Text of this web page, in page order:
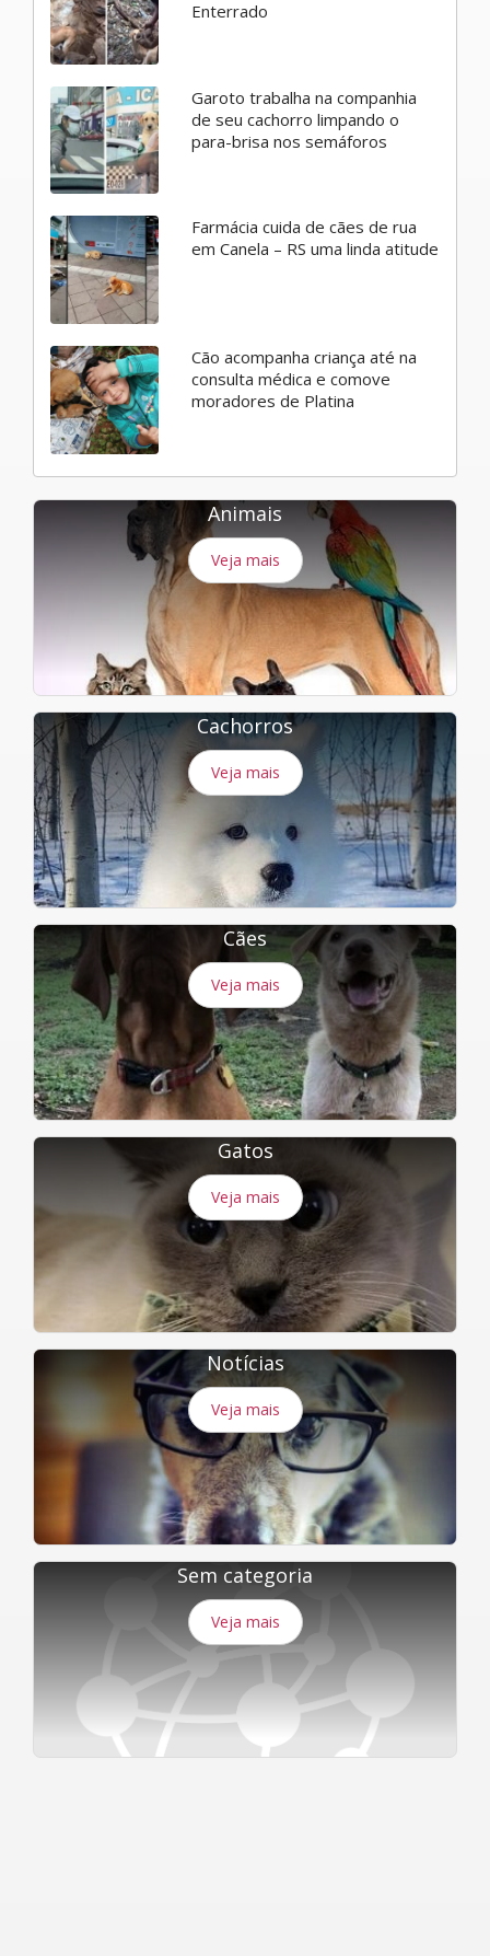
Enterrado
Garoto trabalha na companhia
de seu cachorro limpando o
para-brisa nos semáforos
Farmácia cuida de cães de rua
em Canela – RS uma linda atitude
Cão acompanha criança até na
consulta médica e comove
moradores de Platina
Animais
Veja mais
Cachorros
Veja mais
Cães
Veja mais
Gatos
Veja mais
Notícias
Veja mais
Sem categoria
Veja mais